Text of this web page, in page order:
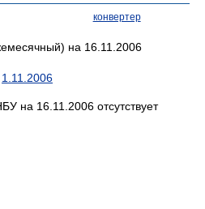
конвертер
на 16.11.2006
1.11.2006
на 16.11.2006 отсутствует